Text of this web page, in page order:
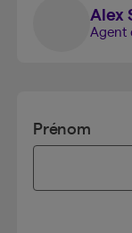
Alex
Agent
Prénom